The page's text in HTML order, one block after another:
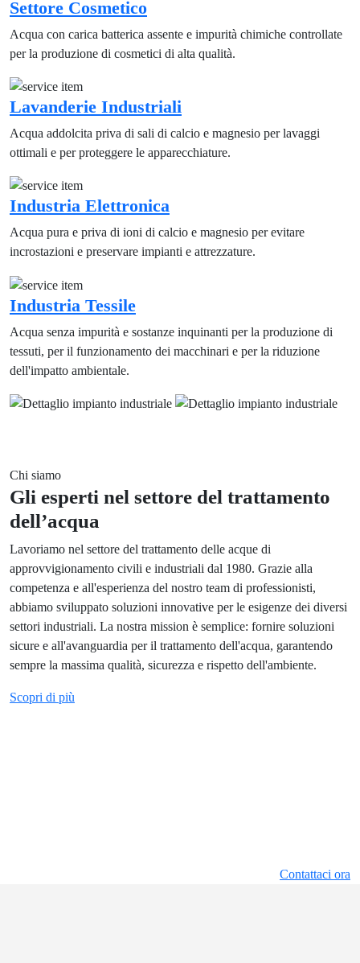
Settore Cosmetico
Acqua con carica batterica assente e impurità chimiche controllate
per la produzione di cosmetici di alta qualità.
Lavanderie Industriali
Acqua addolcita priva di sali di calcio e magnesio per lavaggi
ottimali e per proteggere le apparecchiature.
Industria Elettronica
Acqua pura e priva di ioni di calcio e magnesio per evitare
incrostazioni e preservare impianti e attrezzature.
Industria Tessile
Acqua senza impurità e sostanze inquinanti per la produzione di
tessuti, per il funzionamento dei macchinari e per la riduzione
dell'impatto ambientale.
Chi siamo
Gli esperti nel settore del trattamento
dell’acqua
Lavoriamo nel settore del trattamento delle acque di
approvvigionamento civili e industriali dal 1980. Grazie alla
competenza e all'esperienza del nostro team di professionisti,
abbiamo sviluppato soluzioni innovative per le esigenze dei diversi
settori industriali. La nostra mission è semplice: fornire soluzioni
sicure e all'avanguardia per il trattamento dell'acqua, garantendo
sempre la massima qualità, sicurezza e rispetto dell'ambiente.
Scopri di più
Contattaci ora